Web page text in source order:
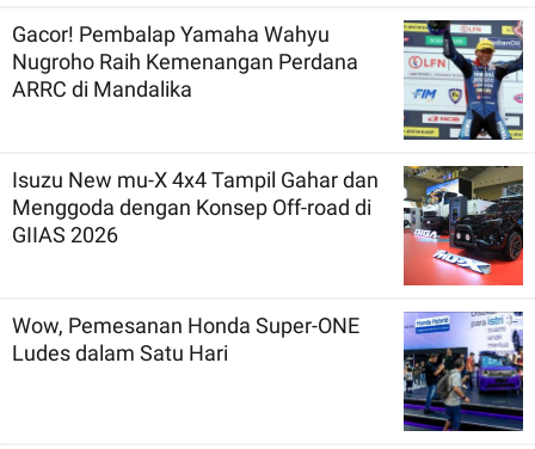
Gacor! Pembalap Yamaha Wahyu
Nugroho Raih Kemenangan Perdana
ARRC di Mandalika
Isuzu New mu-X 4x4 Tampil Gahar dan
Menggoda dengan Konsep Off-road di
GIIAS 2026
Wow, Pemesanan Honda Super-ONE
Ludes dalam Satu Hari